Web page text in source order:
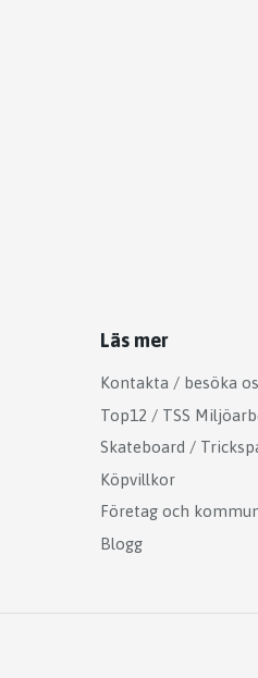
Läs mer
Kontakta / besöka
Top12 / TSS
Skateboard /
Köpvillkor
Företag och
Blogg